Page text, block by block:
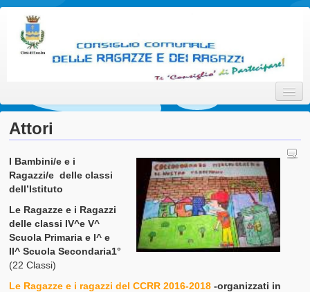
Consiglio Comunale delle
Ragazze e dei Ragazzi della
Città di Eraclea
Ti 'Consiglio' di Partecipare!
Home
Promotori
Attori
Interlocutori
Attori
I Bambini/e e i
Ragazzi/e delle classi
dell’Istituto
Le Ragazze e i Ragazzi
delle classi IV^e V^
Scuola Primaria e I^ e
II^ Scuola Secondaria1°
(22 Classi)
Le Ragazze e i ragazzi del CCRR 2016-2018 -organizzati in